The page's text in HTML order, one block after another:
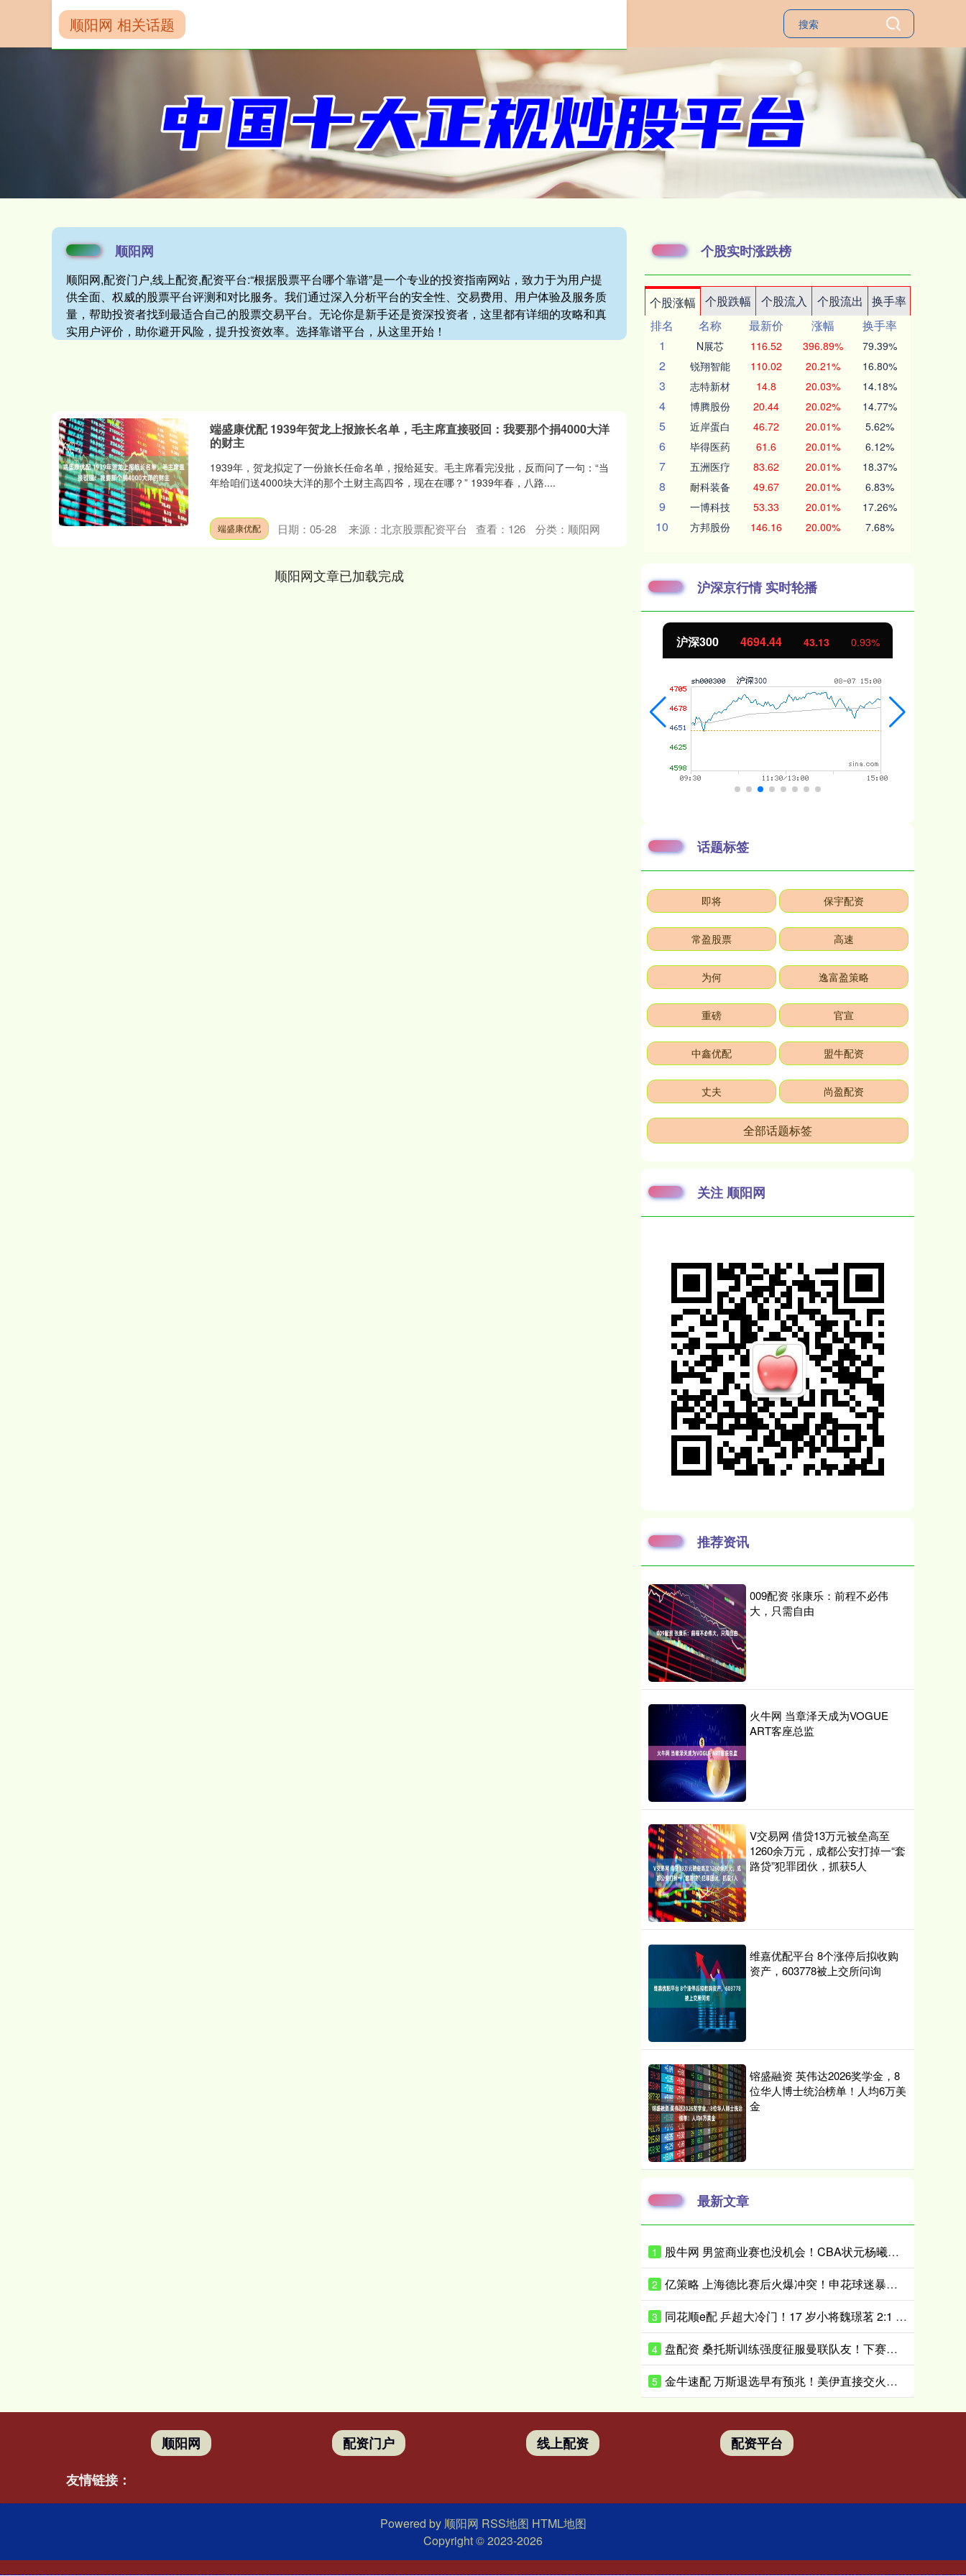
顺阳网
顺阳网,配资门户,线上配资,配资平台:“根据股票平台哪个靠谱”是一个专业的投资指南网站，致力于为用户提
供全面、权威的股票平台评测和对比服务。我们通过深入分析平台的安全性、交易费用、用户体验及服务质
量，帮助投资者找到最适合自己的股票交易平台。无论你是新手还是资深投资者，这里都有详细的攻略和真
实用户评价，助你避开风险，提升投资效率。选择靠谱平台，从这里开始！
顺阳网 相关话题
端盛康优配 1939年贺龙上报旅长名单，毛主席直接驳回：我要那个捐4000大洋
的财主
1939年，贺龙拟定了一份旅长任命名单，报给延安。毛主席看完没批，反而问了一句：“当
年给咱们送4000块大洋的那个土财主高四爷，现在在哪？” 1939年春，八路....
端盛康优配 日期：05-28 来源：北京股票配资平台 查看： 126 分类： 顺阳网
顺阳网文章已加载完成
个股实时涨跌榜
个股涨幅 个股跌幅 个股流入 个股流出
换手率
排名
名称 最新价 涨幅
换手率
1
N展芯 116.52 396.89% 79.39%
2 锐翔智能 110.02 20.21% 16.80%
3 志特新材 14.8 20.03% 14.18%
4 博腾股份 20.44 20.02% 14.77%
5 近岸蛋白 46.72 20.01% 5.62%
6 毕得医药 61.6 20.01% 6.12%
7 五洲医疗 83.62 20.01% 18.37%
8 耐科装备 49.67 20.01% 6.83%
9 一博科技 53.33 20.01% 17.26%
10 方邦股份 146.16 20.00% 7.68%
沪深京行情 实时轮播
北证50 1134.24 11.37 1.01%
话题标签
即将 保宇配资
常盈股票 高速
为何 逸富盈策略
重磅 官宣
中鑫优配 盟牛配资
丈夫 尚盈配资
全部话题标签
关注 顺阳网
推荐资讯
009配资 张康乐：前程不必伟
大，只需自由
火牛网 当章泽天成为VOGUE
ART客座总监
V交易网 借贷13万元被垒高至
1260余万元，成都公安打掉一“套
路贷”犯罪团伙，抓获5人
维嘉优配平台 8个涨停后拟收购
资产，603778被上交所问询
镕盛融资 英伟达2026奖学金，8
位华人博士统治榜单！人均6万美
金
最新文章
1 股牛网 男篮商业赛也没机会！CBA状元杨曦皓&偰李永炜进12人名单未登场
2 亿策略 上海德比赛后火爆冲突！申花球迷暴揍海港球迷 大吼：还敢挑衅我们？
3 同花顺e配 乒超大冷门！17 岁小将魏璟茗 2:1 力克蒯曼，新生代削球手惊艳赛场
4 盘配资 桑托斯训练强度征服曼联队友！下赛季打主力前提曝光，能为卡里克带来啥
5 金牛速配 万斯退选早有预兆！美伊直接交火，暴露特朗普团队鹰派铁幕
顺阳网 配资门户 线上配资
配资平台
友情链接：
Powered by 顺阳网 RSS地图 HTML地图
Copyright© 2023-2026